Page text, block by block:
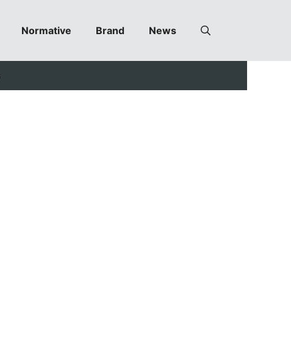
Normative Brand News